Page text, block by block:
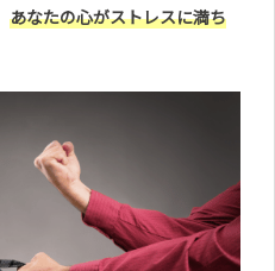
あなたの心がストレスに満ち